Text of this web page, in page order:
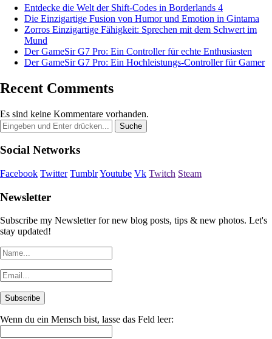
Entdecke die Welt der Shift-Codes in Borderlands 4
Die Einzigartige Fusion von Humor und Emotion in Gintama
Zorros Einzigartige Fähigkeit: Sprechen mit dem Schwert im
Mund
Der GameSir G7 Pro: Ein Controller für echte Enthusiasten
Der GameSir G7 Pro: Ein Hochleistungs-Controller für Gamer
Recent Comments
Es sind keine Kommentare vorhanden.
Social Networks
Facebook Twitter TumblrYoutube Vk Twitch Steam
Newsletter
Subscribe my Newsletter for new blog posts, tips & new photos. Let's
stay updated!
Wenn du ein Mensch bist, lasse das Feld leer: